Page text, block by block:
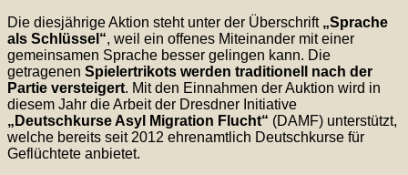
Die diesjährige Aktion steht unter der Überschrift „Sprache
als Schlüssel“, weil ein offenes Miteinander mit einer
gemeinsamen Sprache besser gelingen kann. Die
getragenen Spielertrikots werden traditionell nach der
Partie versteigert. Mit den Einnahmen der Auktion wird in
diesem Jahr die Arbeit der Dresdner Initiative
„Deutschkurse Asyl Migration Flucht“ (DAMF) unterstützt,
welche bereits seit 2012 ehrenamtlich Deutschkurse für
Geflüchtete anbietet.